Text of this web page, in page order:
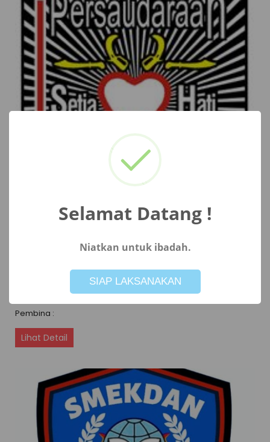
PENCAK SILAT
Pembina :
Lihat Detail
Selamat Datang !
Niatkan untuk ibadah.
SIAP LAKSANAKAN